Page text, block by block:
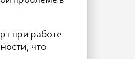
при работе
что